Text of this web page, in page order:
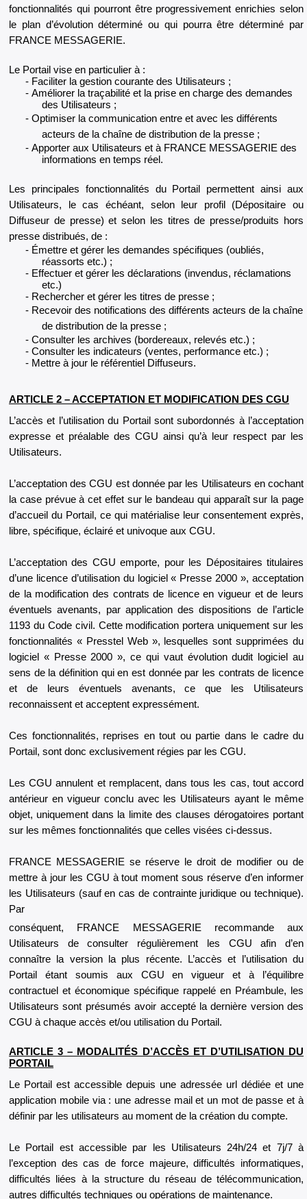
fonctionnalités qui pourront être progressivement enrichies selon
le plan d’évolution déterminé ou qui pourra être déterminé par
FRANCE MESSAGERIE.
Le Portail vise en particulier à :
Faciliter la gestion courante des Utilisateurs ;
Améliorer la traçabilité et la prise en charge des demandes
des Utilisateurs ;
Optimiser la communication entre et avec les différents
acteurs de la chaîne de distribution de la presse ;
Apporter aux Utilisateurs et à FRANCE MESSAGERIE des
informations en temps réel.
Les principales fonctionnalités du Portail permettent ainsi aux
Utilisateurs, le cas échéant, selon leur profil (Dépositaire ou
Diffuseur de presse) et selon les titres de presse/produits hors
presse distribués, de :
Émettre et gérer les demandes spécifiques (oubliés,
réassorts etc.) ;
Effectuer et gérer les déclarations (invendus, réclamations
etc.)
Rechercher et gérer les titres de presse ;
Recevoir des notifications des différents acteurs de la chaîne
de distribution de la presse ;
Consulter les archives (bordereaux, relevés etc.) ;
Consulter les indicateurs (ventes, performance etc.) ;
Mettre à jour le référentiel Diffuseurs.
ARTICLE 2 – ACCEPTATION ET MODIFICATION DES CGU
L’accès et l’utilisation du Portail sont subordonnés à l’acceptation
expresse et préalable des CGU ainsi qu’à leur respect par les
Utilisateurs.
L’acceptation des CGU est donnée par les Utilisateurs en cochant
la case prévue à cet effet sur le bandeau qui apparaît sur la page
d’accueil du Portail, ce qui matérialise leur consentement exprès,
libre, spécifique, éclairé et univoque aux CGU.
L’acceptation des CGU emporte, pour les Dépositaires titulaires
d’une licence d’utilisation du logiciel « Presse 2000 », acceptation
de la modification des contrats de licence en vigueur et de leurs
éventuels avenants, par application des dispositions de l’article
1193 du Code civil. Cette modification portera uniquement sur les
fonctionnalités « Presstel Web », lesquelles sont supprimées du
logiciel « Presse 2000 », ce qui vaut évolution dudit logiciel au
sens de la définition qui en est donnée par les contrats de licence
et de leurs éventuels avenants, ce que les Utilisateurs
reconnaissent et acceptent expressément.
Ces fonctionnalités, reprises en tout ou partie dans le cadre du
Portail, sont donc exclusivement régies par les CGU.
Les CGU annulent et remplacent, dans tous les cas, tout accord
antérieur en vigueur conclu avec les Utilisateurs ayant le même
objet, uniquement dans la limite des clauses dérogatoires portant
sur les mêmes fonctionnalités que celles visées ci-dessus.
FRANCE MESSAGERIE se réserve le droit de modifier ou de
mettre à jour les CGU à tout moment sous réserve d’en informer
les Utilisateurs (sauf en cas de contrainte juridique ou technique).
Par
conséquent, FRANCE MESSAGERIE recommande aux
Utilisateurs de consulter régulièrement les CGU afin d’en
connaître la version la plus récente. L’accès et l’utilisation du
Portail étant soumis aux CGU en vigueur et à l’équilibre
contractuel et économique spécifique rappelé en Préambule, les
Utilisateurs sont présumés avoir accepté la dernière version des
CGU à chaque accès et/ou utilisation du Portail.
ARTICLE 3 – MODALITÉS D’ACCÈS ET D’UTILISATION DU
PORTAIL
Le Portail est accessible depuis une adressée url dédiée et une
application mobile via : une adresse mail et un mot de passe et à
définir par les utilisateurs au moment de la création du compte.
Le Portail est accessible par les Utilisateurs 24h/24 et 7j/7 à
l’exception des cas de force majeure, difficultés informatiques,
difficultés liées à la structure du réseau de télécommunication,
autres difficultés techniques ou opérations de maintenance.